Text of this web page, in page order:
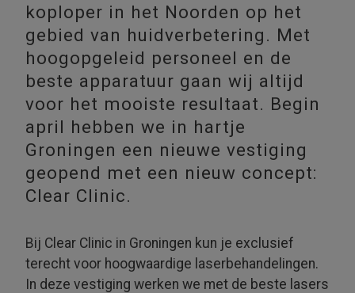
koploper in het Noorden op het
gebied van huidverbetering. Met
hoogopgeleid personeel en de
beste apparatuur gaan wij altijd
voor het mooiste resultaat. Begin
april hebben we in hartje
Groningen een nieuwe vestiging
geopend met een nieuw concept:
Clear Clinic.
Bij Clear Clinic in Groningen kun je exclusief
terecht voor hoog­waardige laser­behande­lingen.
In deze vestiging werken we met de beste lasers